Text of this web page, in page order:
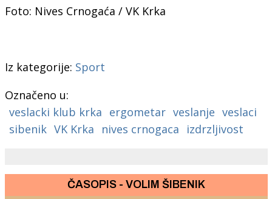
Foto: Nives Crnogaća / VK Krka
Iz kategorije: Sport
Označeno u:
veslacki klub krka ergometar veslanje veslaci
sibenik VK Krka nives crnogaca izdrzljivost
ČASOPIS - VOLIM ŠIBENIK